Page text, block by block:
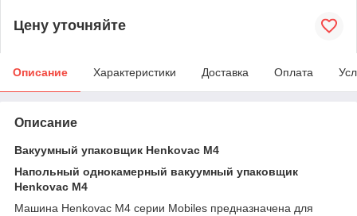
Цену уточняйте
Описание Характеристики Доставка Оплата
Описание
Вакуумный упаковщик Henkovac M4
Напольный однокамерный вакуумный упаковщик
Henkovac M4
Машина Henkovac M4 серии Mobiles предназначена для